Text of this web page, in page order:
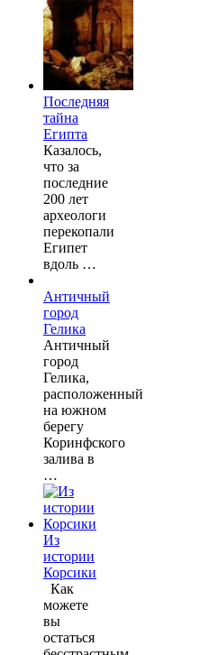
Последняя
тайна
Египта
Казалось,
что за
последние
200 лет
археологи
перекопали
Египет
вдоль …
Античный
город
Гелика
Античный
город
Гелика,
расположенный
на южном
берегу
Коринфского
залива в
…
Из
истории
Корсики
Как
можете
вы
остаться